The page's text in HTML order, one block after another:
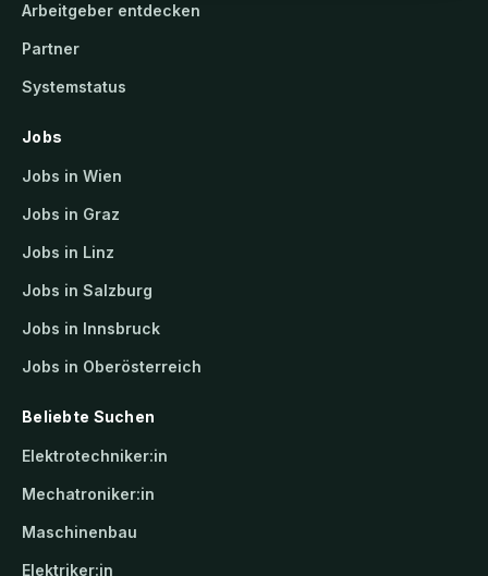
Arbeitgeber entdecken
Partner
Systemstatus
Jobs
Jobs in Wien
Jobs in Graz
Jobs in Linz
Jobs in Salzburg
Jobs in Innsbruck
Jobs in Oberösterreich
Beliebte Suchen
Elektrotechniker:in
Mechatroniker:in
Maschinenbau
Elektriker:in